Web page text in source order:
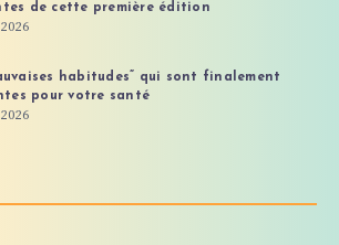
de cette première édition
habitudes” qui sont finalement
pour votre santé